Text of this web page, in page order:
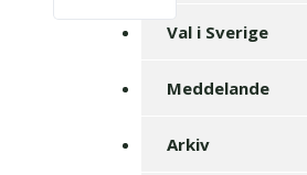
Val i Sverige
Meddelande
Arkiv